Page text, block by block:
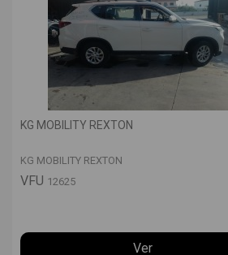
KG MOBILITY REXTON
KG MOBILITY REXTON
VFU 12625
Ver